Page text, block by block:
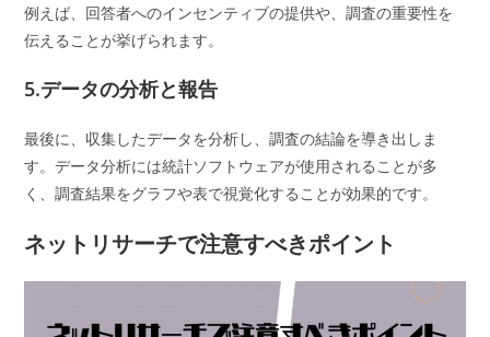
例えば、回答者へのインセンティブの提供や、調査の重要性を
伝えることが挙げられます。
5.データの分析と報告
最後に、収集したデータを分析し、調査の結論を導き出しま
す。データ分析には統計ソフトウェアが使用されることが多
く、調査結果をグラフや表で視覚化することが効果的です。
ネットリサーチで注意すべきポイント